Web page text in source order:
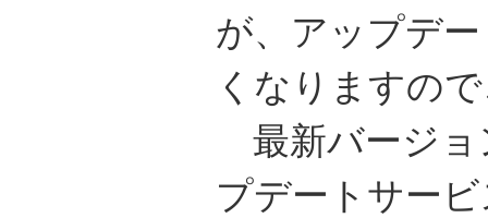
が、アップデ
くなりますの
最新バージョ
プデートサー